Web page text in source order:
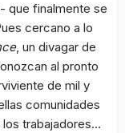
que finalmente se
cercano a lo
, un divagar de
al pronto
de mil y
comunidades
trabajadores…